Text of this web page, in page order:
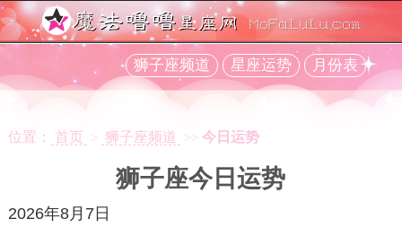
狮子座频道 星座运势 月份表
位置： 首页 > 狮子座频道 >> 今日运势
狮子座今日运势
2026年8月7日